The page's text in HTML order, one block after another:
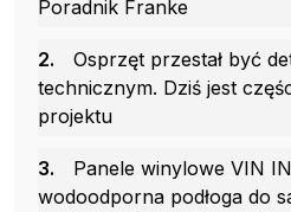
Poradnik Franke
2.
Osprzęt przestał być
technicznym. Dziś jest
projektu
3.
Panele winylowe VIN
wodoodporna podłoga do